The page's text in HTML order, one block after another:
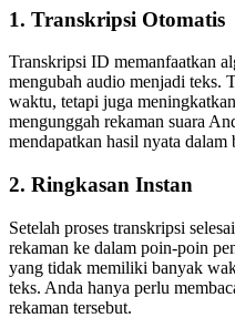
1. Transkripsi Otomatis
Transkripsi ID memanfaatkan
mengubah audio menjadi teks.
waktu, tetapi juga
mengunggah rekaman suara
mendapatkan hasil nyata dalam
2. Ringkasan Instan
Setelah proses transkripsi
rekaman ke dalam poin-poin
yang tidak memiliki banyak
teks. Anda hanya perlu
rekaman tersebut.